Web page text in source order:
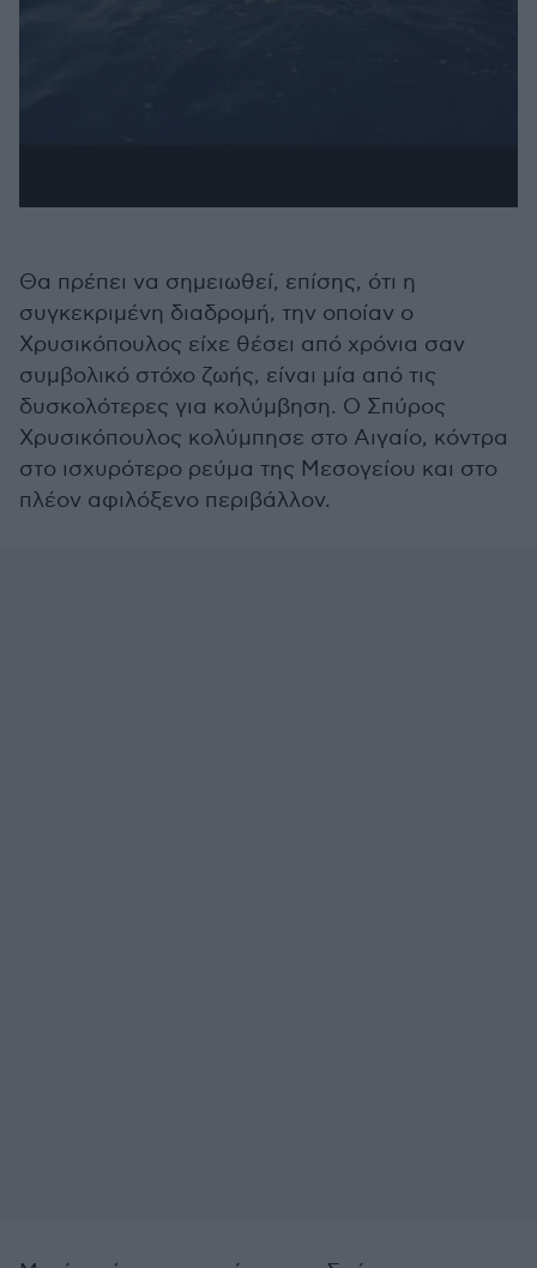
Θα πρέπει να σημειωθεί, επίσης, ότι η
συγκεκριμένη διαδρομή, την οποίαν ο
Χρυσικόπουλος είχε θέσει από χρόνια σαν
συμβολικό στόχο ζωής, είναι μία από τις
δυσκολότερες για κολύμβηση. Ο Σπύρος
Χρυσικόπουλος κολύμπησε στο Αιγαίο, κόντρα
στο ισχυρότερο ρεύμα της Μεσογείου και στο
πλέον αφιλόξενο περιβάλλον.